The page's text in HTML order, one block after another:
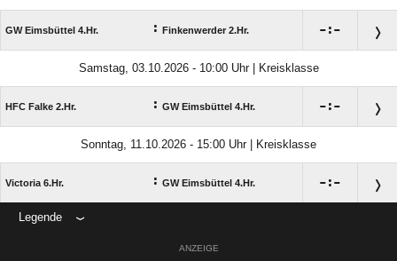
GW Eimsbüttel 4.Hr. : Finkenwerder 2.Hr. :
Samstag, 03.10.2026 - 10:00 Uhr | Kreisklasse
HFC Falke 2.Hr. : GW Eimsbüttel 4.Hr. :
Sonntag, 11.10.2026 - 15:00 Uhr | Kreisklasse
Victoria 6.Hr. : GW Eimsbüttel 4.Hr. :
Legende
ANZEIGE